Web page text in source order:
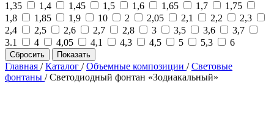
1,35
1,4 1,45 1,5 1,6 1,65 1,7
1,75
1,8
1,85 1,9 10 2 2,05 2,1 2,2
2,3
2,4
2,5 2,6 2,7 2,8 3 3,5 3,6
3,7
3.1
4 4,05 4,1 4,3 4,5 5 5,3 6
Сбросить Показать
Главная /Каталог /Объемные композиции /Световые
фонтаны /Светодиодный фонтан «Зодиакальный»